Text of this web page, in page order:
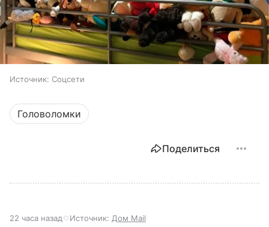
Источник: Соцсети
Головоломки
Поделиться
22 часа назад Источник: Дом Mail